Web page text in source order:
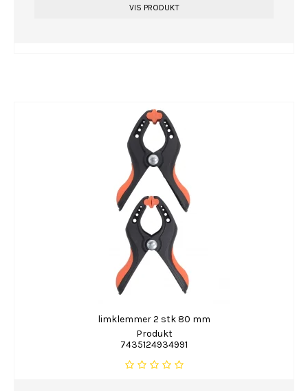
VIS PRODUKT
limklemmer 2 stk 80 mm
Produkt
7435124934991